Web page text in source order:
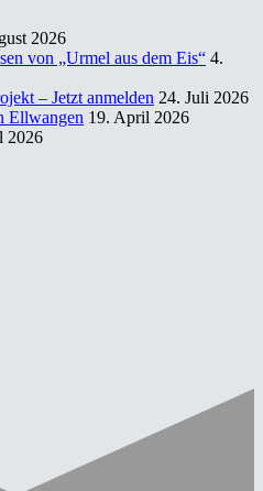
2026
von „Urmel aus dem Eis“ 4.
– Jetzt anmelden 24. Juli 2026
Ellwangen 19. April 2026
2026